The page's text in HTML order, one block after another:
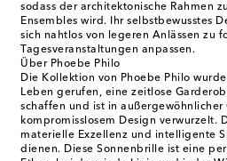
sodass der architektonische Rahmen
Ensembles wird. Ihr selbstbewusstes
sich nahtlos von legeren Anlässen zu
Tagesveranstaltungen anpassen.
Über Phoebe Philo
Die Kollektion von Phoebe Philo
Leben gerufen, eine zeitlose
schaffen und ist in außergewöhnlicher
kompromisslosem Design verwurzelt.
materielle Exzellenz und intelligente
dienen. Diese Sonnenbrille ist eine